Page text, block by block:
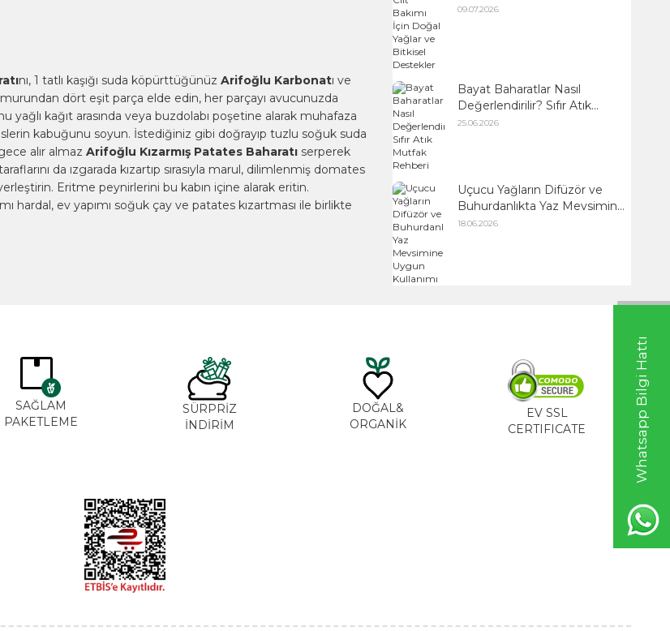
Whatsapp Bilgi Hattı
nı, 1 tatlı kaşığı suda köpürttüğünüz Arifoğlu Karbonatı ve
dört eşit parça elde edin, her parçayı avucunuzda
yağlı kağıt arasında veya buzdolabı poşetine alarak muhafaza
kabuğunu soyun. İstediğiniz gibi doğrayıp tuzlu soğuk suda
alır almaz Arifoğlu Kızarmış Patates Baharatı serperek
da ızgarada kızartıp sırasıyla marul, dilimlenmiş domates
Eritme peynirlerini bu kabın içine alarak eritin.
ev yapımı soğuk çay ve patates kızartması ile birlikte
Destekler
09.07.2026
Bayat Baharatlar Nasıl
Değerlendirilir? Sıfır Atık
Mutfak Rehberi
25.06.2026
Uçucu Yağların Difüzör ve
Buhurdanlıkta Yaz Mevsimine
Uygun Kullanımı
18.06.2026
SAĞLAM
PAKETLEME
SÜRPRİZ
İNDİRİM
DOĞAL&
ORGANİK
EV SSL
CERTIFICATE